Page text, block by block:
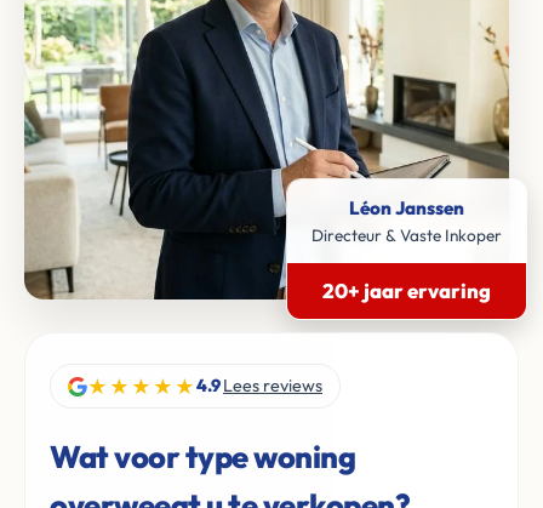
Léon Janssen
Directeur & Vaste Inkoper
20+ jaar ervaring
★★★★★4.9Lees reviews
Wat voor type woning